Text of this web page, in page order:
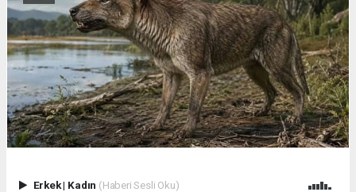
Erkek| Kadın (Haberi Sesli Oku)